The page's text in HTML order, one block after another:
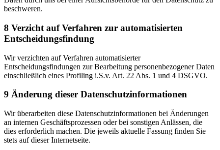
beschweren.
8 Verzicht auf Verfahren zur automatisierten
Entscheidungsfindung
Wir verzichten auf Verfahren automatisierter
Entscheidungsfindungen zur Bearbeitung personenbezogener Daten
einschließlich eines Profiling i.S.v. Art. 22 Abs. 1 und 4 DSGVO.
9 Änderung dieser Datenschutzinformationen
Wir überarbeiten diese Datenschutzinformationen bei Änderungen
an internen Geschäftsprozessen oder bei sonstigen Anlässen, die
dies erforderlich machen. Die jeweils aktuelle Fassung finden Sie
stets auf dieser Internetseite.